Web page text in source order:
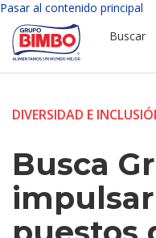
Pasar al contenido principal
Buscar
DIVERSIDAD E
Busca